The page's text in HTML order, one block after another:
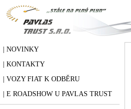
| NOVINKY
| KONTAKTY
| VOZY FIAT K ODBĚRU
| E ROADSHOW U PAVLAS TRUST